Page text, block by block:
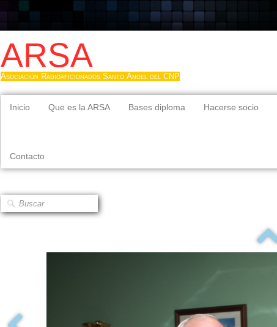
ARSA
Asociación Radioaficionados Santo Ángel del CNP
Inicio Que es la ARSA Bases diploma Hacerse socio
Contacto